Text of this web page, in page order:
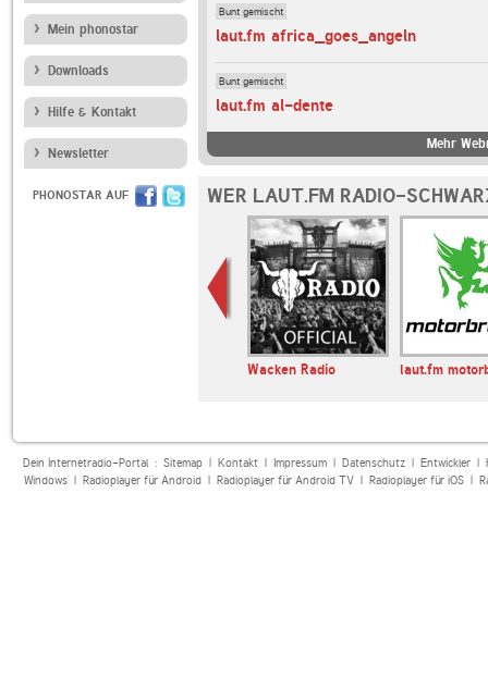
Mein phonostar
Downloads
Hilfe & Kontakt
Newsletter
PHONOSTAR AUF
Bunt gemischt
laut.fm africa_goes_angeln
Bunt gemischt
laut.fm al-dente
Mehr
WER LAUT.FM RADIO-
Wacken Radio laut.fm
Dein Internetradio-Portal : Sitemap| Kontakt| Impressum| Datenschutz| Entwickler|
Windows| Radioplayer für Android| Radioplayer für Android TV| Radioplayer für iOS|